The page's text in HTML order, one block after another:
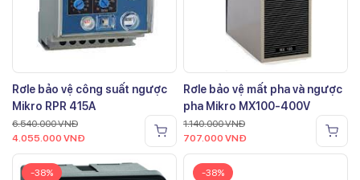
Rơle bảo vệ công suất ngược
Mikro RPR 415A
6.540.000VNĐ
4.055.000 VNĐ
Rơle bảo vệ mất pha và ngược
pha Mikro MX100-400V
1.140.000VNĐ
707.000 VNĐ
-38% -38%